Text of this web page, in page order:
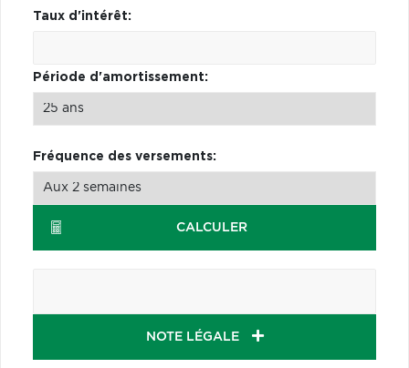
Taux d'intérêt:
Période d'amortissement:
Fréquence des versements:
CALCULER
NOTE LÉGALE